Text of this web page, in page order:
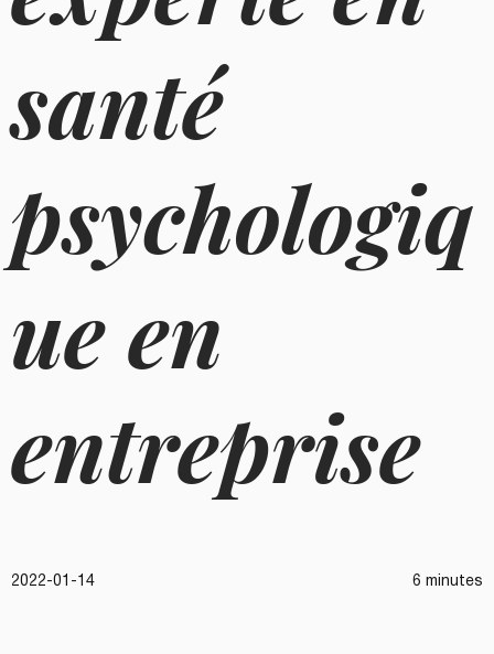
santé
psychologiq
ue en
entreprise
2022-01-14 6 minutes